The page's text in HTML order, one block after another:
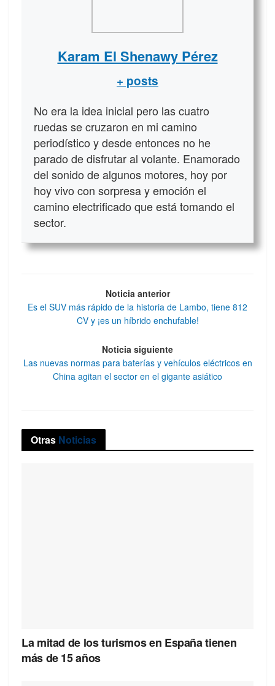
Karam El Shenawy Pérez
+ posts
No era la idea inicial pero las cuatro
ruedas se cruzaron en mi camino
periodístico y desde entonces no he
parado de disfrutar al volante. Enamorado
del sonido de algunos motores, hoy por
hoy vivo con sorpresa y emoción el
camino electrificado que está tomando el
sector.
Noticia anterior
Es el SUV más rápido de la historia de Lambo, tiene 812
CV y ¡es un híbrido enchufable!
Noticia siguiente
Las nuevas normas para baterías y vehículos eléctricos en
China agitan el sector en el gigante asiático
Otras Noticias
La mitad de los turismos en España tienen
más de 15 años